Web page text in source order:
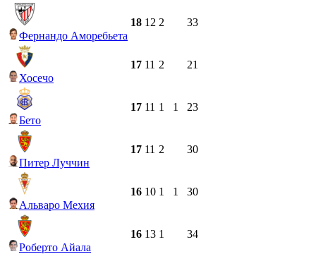
Фернандо Аморебьета
18 12 2 33
Хосечо
17 11 2 21
Бето
17 11 1 1 23
Питер Луччин
17 11 2 30
Альваро Мехия
16 10 1 1 30
Роберто Айала
16 13 1 34